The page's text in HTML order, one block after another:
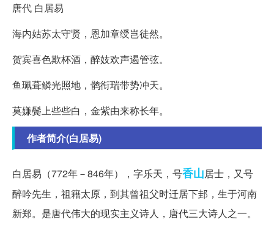
唐代 白居易
海内姑苏太守贤，恩加章绶岂徒然。
贺宾喜色欺杯酒，醉妓欢声遏管弦。
鱼珮葺鳞光照地，鹘衔瑞带势冲天。
莫嫌鬓上些些白，金紫由来称长年。
作者简介(白居易)
白居易（772年－846年），字乐天，号香山居士，又号
醉吟先生，祖籍太原，到其曾祖父时迁居下邽，生于河南
新郑。是唐代伟大的现实主义诗人，唐代三大诗人之一。